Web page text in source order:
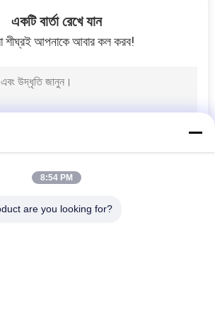
চার্জ পাম্প
নিয়ন্ত্রণ ভালভ
একটি বার্তা রেখে যান
শীঘ্রই আপনাকে আবার কল করব!
8:54 PM
are you looking for?